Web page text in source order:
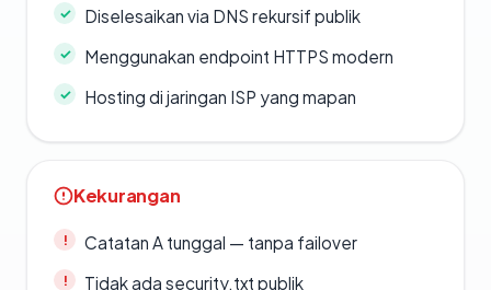
Diselesaikan via DNS rekursif publik
Menggunakan endpoint HTTPS modern
Hosting di jaringan ISP yang mapan
Kekurangan
Catatan A tunggal — tanpa failover
Tidak ada security.txt publik